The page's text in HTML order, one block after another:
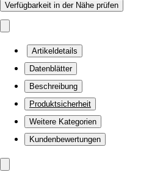
Verfügbarkeit in der Nähe prüfen
Artikeldetails
Datenblätter
Beschreibung
Produktsicherheit
Weitere Kategorien
Kundenbewertungen